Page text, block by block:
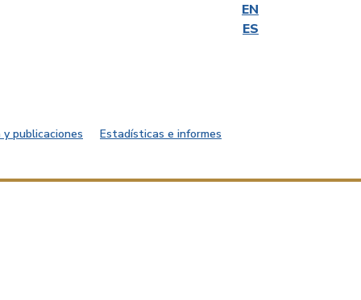
EN
ES
publicaciones Estadísticas e informes